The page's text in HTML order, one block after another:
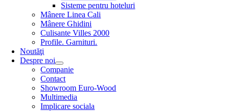
Sisteme pentru hoteluri
Mânere Linea Cali
Mânere Ghidini
Culisante Villes 2000
Profile. Garnituri.
Noutăţi
Despre noi
Companie
Contact
Showroom Euro-Wood
Multimedia
Implicare sociala